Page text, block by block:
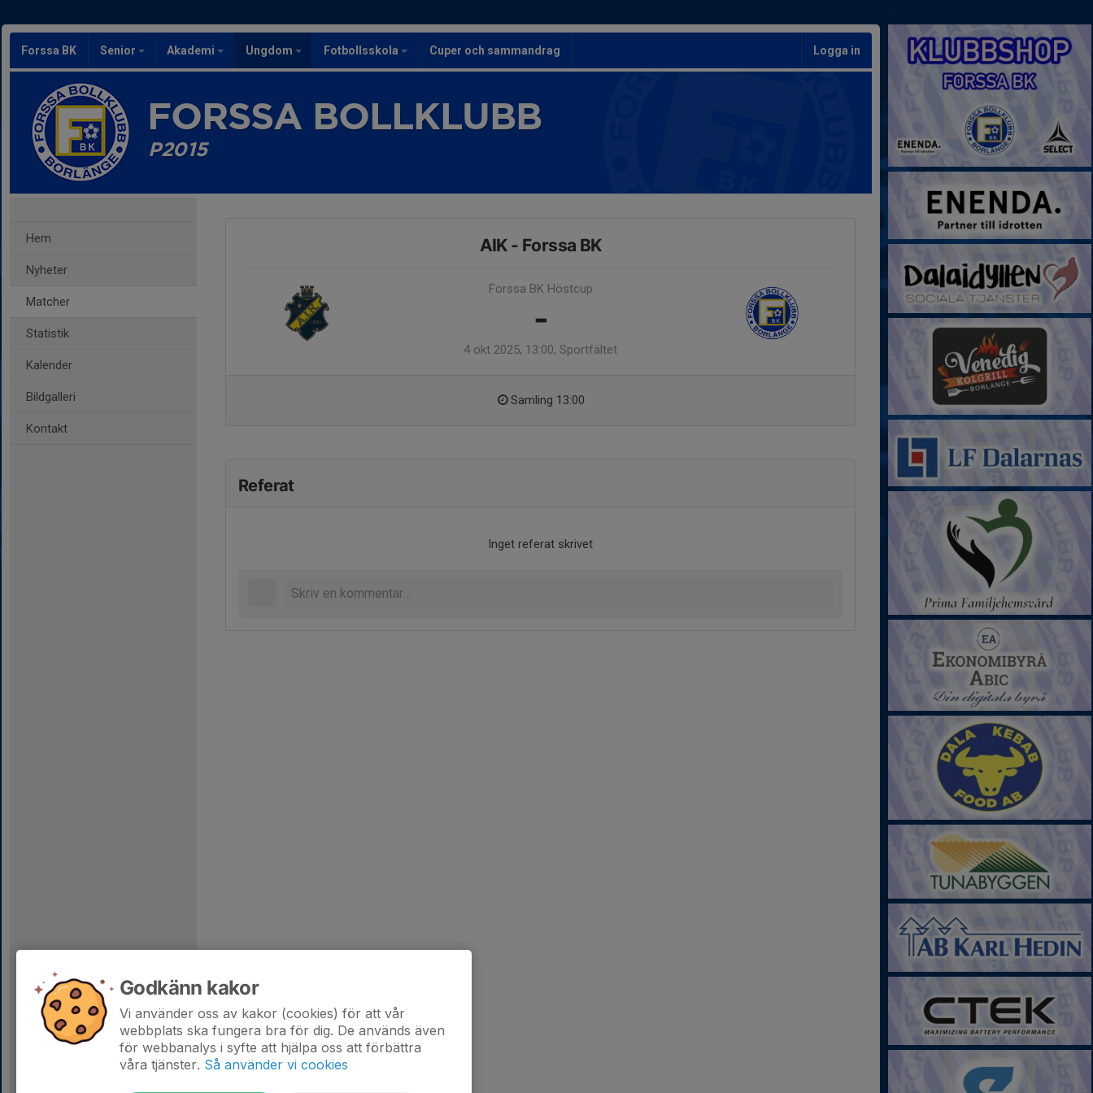
Forssa BK Senior Akademi Ungdom Fotbollsskola Cuper och sammandrag Logga in
FORSSA BOLLKLUBB
P2015
Hem
Nyheter
Matcher
Statistik
Kalender
Bildgalleri
Kontakt
AIK - Forssa BK
Forssa BK Höstcup
-
4 okt 2025, 13:00, Sportfältet
Samling 13:00
Referat
Inget referat skrivet
Godkänn kakor
Vi använder oss av kakor (cookies) för att vår
webbplats ska fungera bra för dig. De används även
för webbanalys i syfte att hjälpa oss att förbättra
våra tjänster. Så använder vi cookies